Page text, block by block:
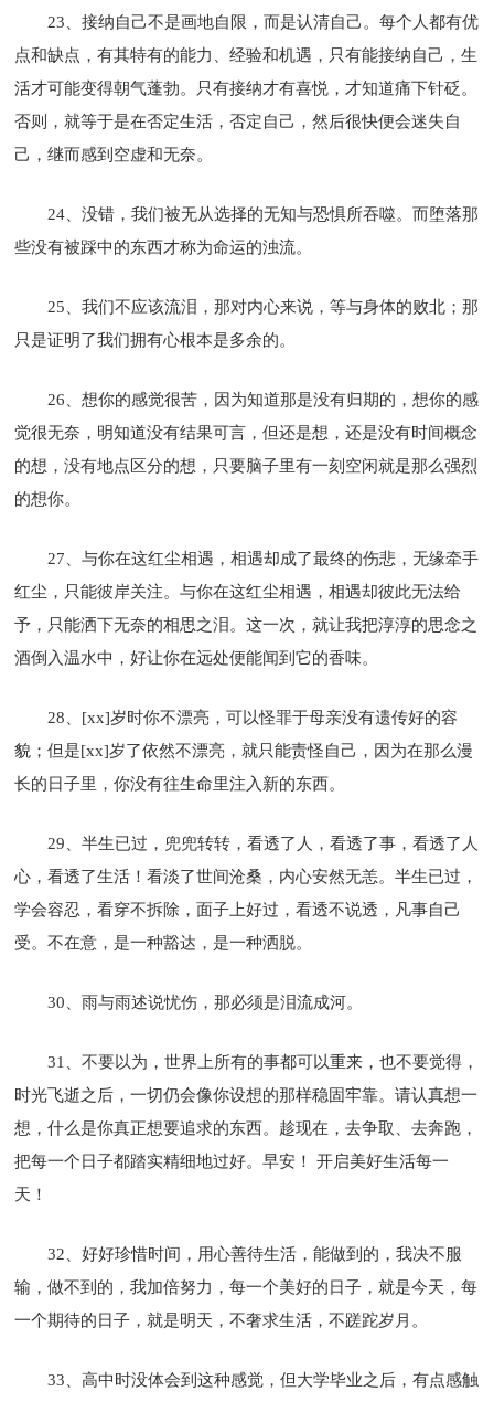
23、接纳自己不是画地自限，而是认清自己。每个人都有优
点和缺点，有其特有的能力、经验和机遇，只有能接纳自己，生
活才可能变得朝气蓬勃。只有接纳才有喜悦，才知道痛下针砭。
否则，就等于是在否定生活，否定自己，然后很快便会迷失自
己，继而感到空虚和无奈。
24、没错，我们被无从选择的无知与恐惧所吞噬。而堕落那
些没有被踩中的东西才称为命运的浊流。
25、我们不应该流泪，那对内心来说，等与身体的败北；那
只是证明了我们拥有心根本是多余的。
26、想你的感觉很苦，因为知道那是没有归期的，想你的感
觉很无奈，明知道没有结果可言，但还是想，还是没有时间概念
的想，没有地点区分的想，只要脑子里有一刻空闲就是那么强烈
的想你。
27、与你在这红尘相遇，相遇却成了最终的伤悲，无缘牵手
红尘，只能彼岸关注。与你在这红尘相遇，相遇却彼此无法给
予，只能洒下无奈的相思之泪。这一次，就让我把淳淳的思念之
酒倒入温水中，好让你在远处便能闻到它的香味。
28、[xx]岁时你不漂亮，可以怪罪于母亲没有遗传好的容
貌；但是[xx]岁了依然不漂亮，就只能责怪自己，因为在那么漫
长的日子里，你没有往生命里注入新的东西。
29、半生已过，兜兜转转，看透了人，看透了事，看透了人
心，看透了生活！看淡了世间沧桑，内心安然无恙。半生已过，
学会容忍，看穿不拆除，面子上好过，看透不说透，凡事自己
受。不在意，是一种豁达，是一种洒脱。
30、雨与雨述说忧伤，那必须是泪流成河。
31、不要以为，世界上所有的事都可以重来，也不要觉得，
时光飞逝之后，一切仍会像你设想的那样稳固牢靠。请认真想一
想，什么是你真正想要追求的东西。趁现在，去争取、去奔跑，
把每一个日子都踏实精细地过好。早安！ 开启美好生活每一
天！
32、好好珍惜时间，用心善待生活，能做到的，我决不服
输，做不到的，我加倍努力，每一个美好的日子，就是今天，每
一个期待的日子，就是明天，不奢求生活，不蹉跎岁月。
33、高中时没体会到这种感觉，但大学毕业之后，有点感触